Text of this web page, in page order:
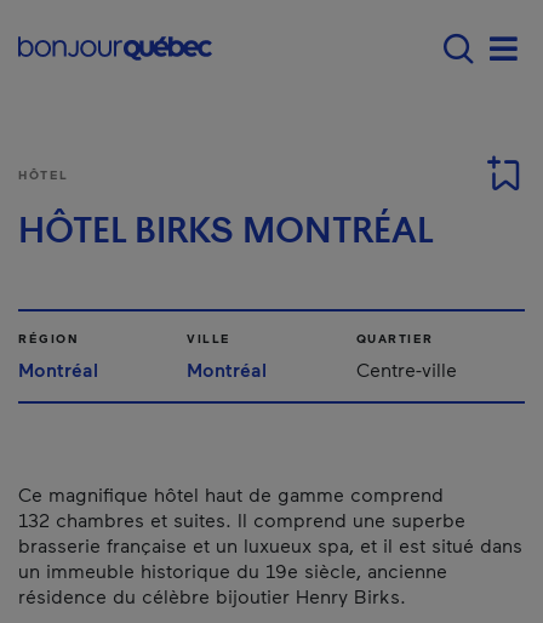
Main navigation -
HÔTEL
HÔTEL BIRKS MONTRÉAL
RÉGION
Montréal
VILLE
Montréal
QUARTIER
Centre-ville
Ce magnifique hôtel haut de gamme comprend
132 chambres et suites. Il comprend une superbe
brasserie française et un luxueux spa, et il est situé dans
un immeuble historique du 19e siècle, ancienne
résidence du célèbre bijoutier Henry Birks.